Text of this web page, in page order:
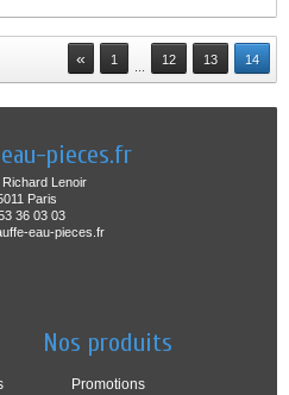
« 1 12 13 14
pieces.fr
Richard Lenoir
Paris
36 03 03
eau-pieces.fr
Nos produits
Promotions